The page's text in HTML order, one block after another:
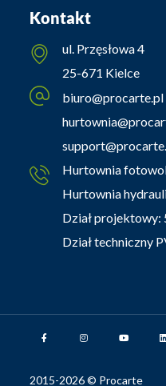
Kontakt
ul. Przęsłowa 4
25-671 Kielce
biuro@procarte.pl
Hurtownia
Hurtownia
Dział projektowy:
Dział techniczny
2015-2026 © Procarte